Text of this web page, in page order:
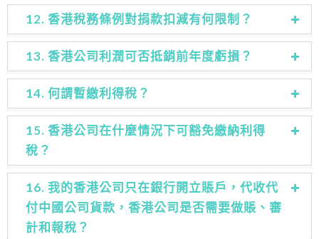
12. 香港稅務條例對捐款扣減有何限制？
13. 香港公司利潤可否抵銷前年度虧損？
14. 何謂暫繳利得稅？
15. 香港公司在什麼情況下可豁免繳納利得
稅？
16. 我的香港公司只在銀行開立賬戶，代收代
付中國公司貨款，香港公司是否需要做賬、審
計和報稅？